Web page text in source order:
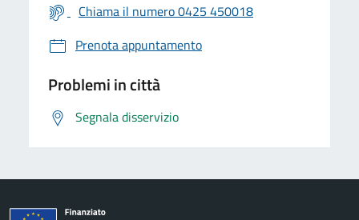
Chiama il numero 0425 450018
Prenota appuntamento
Problemi in città
Segnala disservizio